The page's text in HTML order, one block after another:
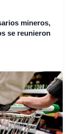
mineros,
se reunieron